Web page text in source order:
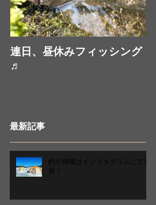
連日、昼休みフィッシング
♬
最新記事
釣り情報はインスタグラムにて更
新！